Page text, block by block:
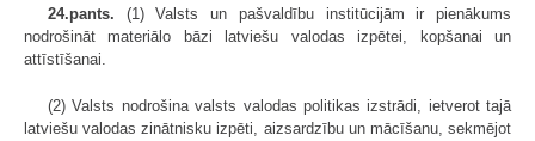
24.pants. (1) Valsts un pašvaldību institūcijām ir pienākums
nodrošināt materiālo bāzi latviešu valodas izpētei, kopšanai un
attīstīšanai.
(2) Valsts nodrošina valsts valodas politikas izstrādi, ietverot tajā
latviešu valodas zinātnisku izpēti, aizsardzību un mācīšanu, sekmējot